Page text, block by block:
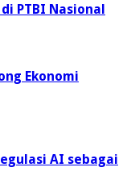
PTBI Nasional
Ekonomi
AI sebagai